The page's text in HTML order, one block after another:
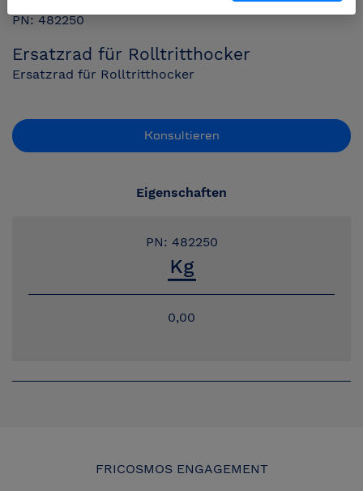
PN: 482250
Ersatzrad für Rolltritthocker
Ersatzrad für Rolltritthocker
Konsultieren
Eigenschaften
PN: 482250
0,00
FRICOSMOS ENGAGEMENT